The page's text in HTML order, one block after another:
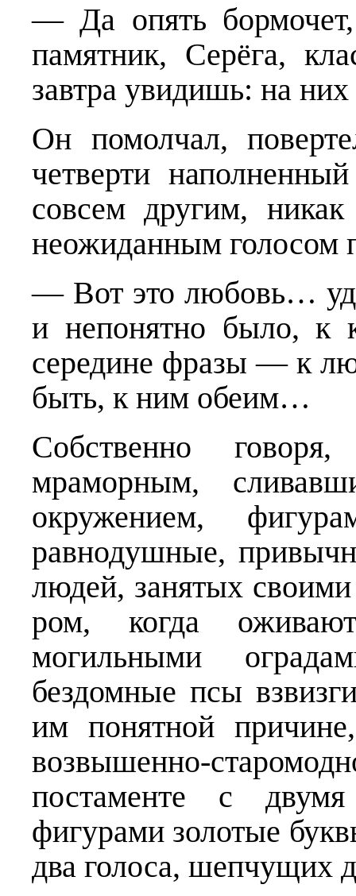
— Да опять
памятник, Серёга,
завтра увидишь: на
Он помолчал,
четверти
совсем другим,
неожиданным голосом
— Вот это любовь…
и непонятно было, к
середине фразы — к
быть, к ним обеим…
Собственно
мраморным,
окружением,
равнодушные,
людей, занятых
ром, когда
могильными
бездомные псы
им понятной
возвышенно-
по­стаменте с
фигурами золотые
два голоса, шепчущих